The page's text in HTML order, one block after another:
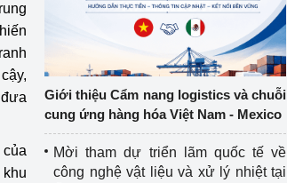
chai chứa
an toàn
Giới thiệu Cẩm nang logistics và chuỗi
cung ứng hàng hóa Việt Nam - Mexico
Mời tham dự triển lãm quốc tế về
công nghệ vật liệu và xử lý nhiệt tại